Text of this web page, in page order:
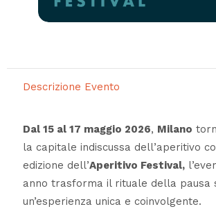
Descrizione Evento
Dal 15 al 17 maggio 2026, Milano
la capitale indiscussa dell’aperitivo
edizione dell’Aperitivo Festival,
anno trasforma il rituale della pausa
un’esperienza unica e coinvolgente.